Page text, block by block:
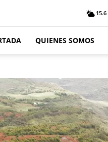
15.6
QUIENES SOMOS